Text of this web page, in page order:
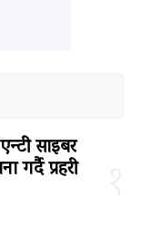
साइबर
गर्दै प्रहरी